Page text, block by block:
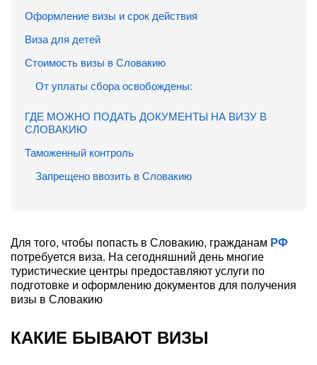
Оформление визы и срок действия
Виза для детей
Стоимость визы в Словакию
От уплаты сбора освобождены:
ГДЕ МОЖНО ПОДАТЬ ДОКУМЕНТЫ НА ВИЗУ В
СЛОВАКИЮ
Таможенный контроль
Запрещено ввозить в Словакию
Для того, чтобы попасть в Словакию, гражданам РФ
потребуется виза. На сегодняшний день многие
туристические центры предоставляют услуги по
подготовке и оформлению документов для получения
визы в Словакию
КАКИЕ БЫВАЮТ ВИЗЫ